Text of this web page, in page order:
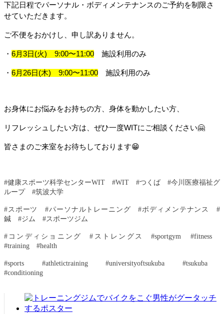
下記日程でパーソナル・ボディメンテナンスのご予約を制限さ
せていただきます。
ご不便をおかけし、申し訳ありません。
・ 6月3日(火)　9:00〜11:00 施設利用のみ
・ 6月26日(木)　9:00〜11:00 施設利用のみ
お身体にお悩みをお持ちの方、身体を動かしたい方、
リフレッシュしたい方は、ぜひ一度WITにご相談ください🤗
皆さまのご来室をお待ちしております😁
#健康スポーツ科学センターWIT　#WIT　#つくば　#今川医療福祉グ
ループ　#筑波大学
#スポーツ　#パーソナルトレーニング　#ボディメンテナンス　#
鍼　#ジム　#スポーツジム
#コンディショニング　#ストレングス　#sportgym　#fitness
#training　#health
#sports　#athletictraining　#universityoftsukuba　#tsukuba
#conditioning